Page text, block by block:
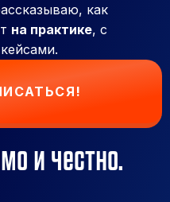
как
на практике, с
и честно.